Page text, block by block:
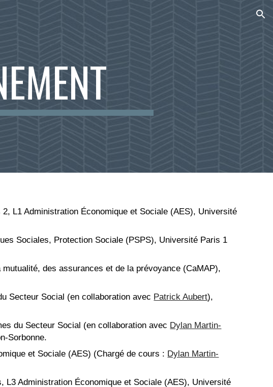
L1 Administration Économique et Sociale (AES), Université
Sociales, Protection Sociale (PSPS), Université Paris 1
des assurances et de la prévoyance (CaMAP),
Secteur Social (en collaboration avec Patrick Aubert),
du Secteur Social (en collaboration avec Dylan Martin-
Sorbonne.
et Sociale (AES) (Chargé de cours : Dylan Martin-
, L3 Administration Économique et Sociale (AES), Université